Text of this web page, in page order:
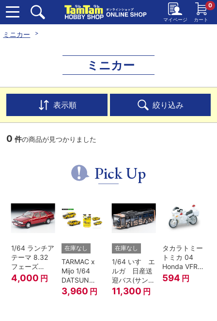
マイページ カート
0
ミニカー
ミニカー
表示順 絞り込み
0 件の商品が見つかりました
Pick Up
1/64 ランチア
テーマ 8.32
フェーズ
I（赤）
4,000 円
在庫なし
TARMAC x
Mijo 1/64
DATSUN
BLUEBIRD
510 WAGON
3,960 円
在庫なし
1/64 いすゞエ
ルガ 日産送
迎バス(サンラ
イズカッパー
M/ 黒）
11,300 円
タカラトミー
トミカ 04
Honda VFR
白バイ SCALE
594 円